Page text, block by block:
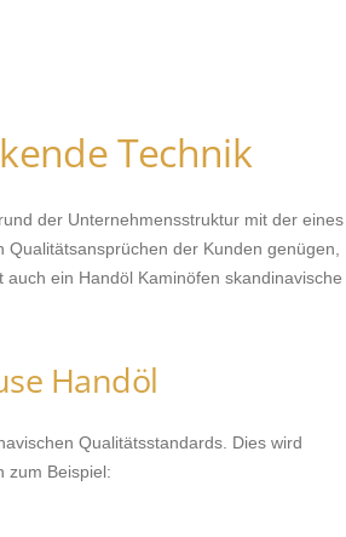
Technik
der Unternehmensstruktur mit der eines
der Kunden genügen,
ein Handöl Kaminöfen skandinavische
Handöl
Qualitätsstandards. Dies wird
zum Beispiel: